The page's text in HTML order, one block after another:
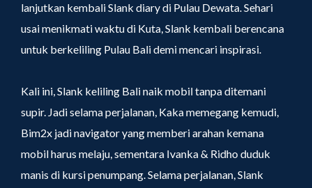
lanjutkan kembali Slank diary di Pulau Dewata. Sehari
usai menikmati waktu di Kuta, Slank kembali berencana
untuk berkeliling Pulau Bali demi mencari inspirasi.
Kali ini, Slank keliling Bali naik mobil tanpa ditemani
supir. Jadi selama perjalanan, Kaka memegang kemudi,
Bim2x jadi navigator yang memberi arahan kemana
mobil harus melaju, sementara Ivanka & Ridho duduk
manis di kursi penumpang. Selama perjalanan, Slank